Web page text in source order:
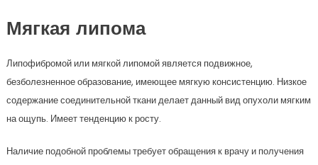
Мягкая липома
Липофибромой или мягкой липомой является подвижное,
безболезненное образование, имеющее мягкую консистенцию. Низкое
содержание соединительной ткани делает данный вид опухоли мягким
на ощупь. Имеет тенденцию к росту.
Наличие подобной проблемы требует обращения к врачу и получения